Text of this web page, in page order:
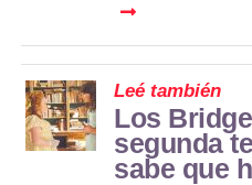
Leé también
Los
segunda
sabe que